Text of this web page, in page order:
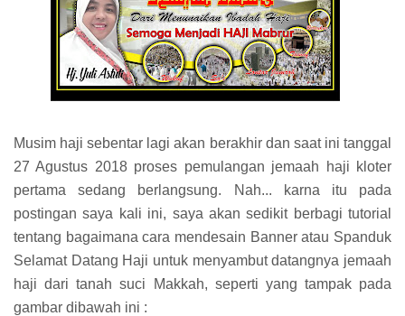
Musim haji sebentar lagi akan berakhir dan saat ini tanggal
27 Agustus 2018 proses pemulangan jemaah haji kloter
pertama sedang berlangsung. Nah... karna itu pada
postingan saya kali ini, saya akan sedikit berbagi tutorial
tentang bagaimana cara mendesain Banner atau Spanduk
Selamat Datang Haji untuk menyambut datangnya jemaah
haji dari tanah suci Makkah, seperti yang tampak pada
gambar dibawah ini :